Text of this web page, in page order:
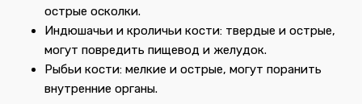
острые осколки.
Индюшачьи и кроличьи кости: твердые и острые,
могут повредить пищевод и желудок.
Рыбьи кости: мелкие и острые, могут поранить
внутренние органы.